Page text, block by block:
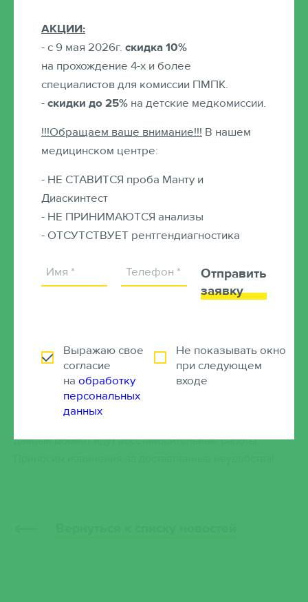
АКЦИИ:
- с 9 мая 2026г. скидка 10%
на прохождение 4-х и более
специалистов для комиссии ПМПК.
-скидки до 25% на детские медкомиссии.
!!!Обращаем ваше внимание!!! В нашем
медицинском центре:
- НЕ СТАВИТСЯ проба Манту и
Диаскинтест
- НЕ ПРИНИМАЮТСЯ анализы
- ОТСУТСТВУЕТ рентгендиагностика
Отправить
заявку
Выражаю свое
согласие
на обработку
персональных
данных
Не показывать окно
при следующем
входе
Ортокератология
11 / 10 / 2015
Ортокератология (ночные линзы) – современный
помощью специальных контактных линз,
используемых в ночное время. Эффект сохраняется в
течение всего дня!!! . Читать далее
Следующая новость от 17 / 03 / 2016
Теперь мы работаем для Вас и в воскресенье, с 10-00
Внимание!
По техническим причинам номер 223-72-72 временно
не работает! Вы можете связаться с нами по
данный момент идут восстановительные работы.